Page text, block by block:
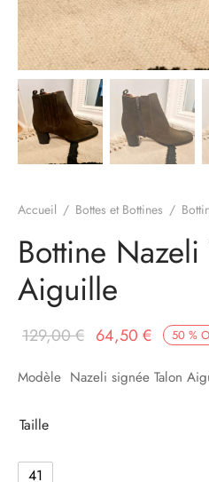
Accueil / Bottes et Bottines /
Bottine Nazeli
Aiguille
50 %
129,00€ Le prix
était :
64,50 € Le prix
est :
Modèle Nazeli signée Talon
Taille
41
porter